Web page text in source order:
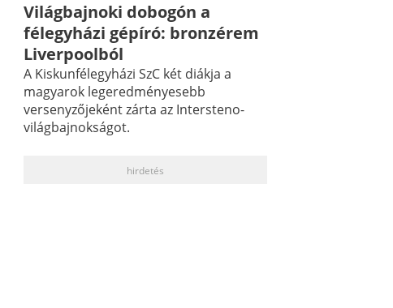
Világbajnoki dobogón a
félegyházi gépíró: bronzérem
Liverpoolból
A Kiskunfélegyházi SzC két diákja a
magyarok legeredményesebb
versenyzőjeként zárta az Intersteno-
világbajnokságot.
hirdetés